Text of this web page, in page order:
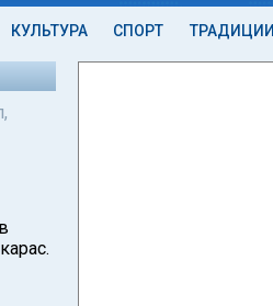
КУЛЬТУРА СПОРТ ТРАДИЦИИ